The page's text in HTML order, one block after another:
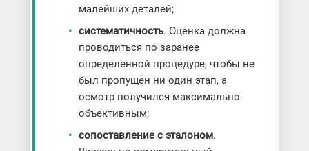
малейших деталей;
систематичность. Оценка должна
проводиться по заранее
определенной процедуре, чтобы не
был пропущен ни один этап, а
осмотр получился максимально
объективным;
сопоставление с эталоном.